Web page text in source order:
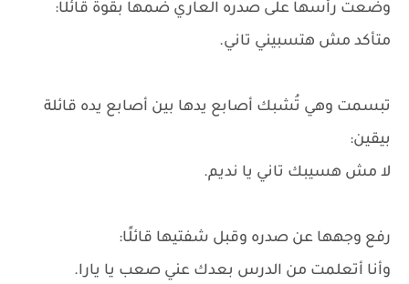
وضعت رأسها على صدره العاري ضمها بقوة قائلًا:
متأكد مش هتسبيني تاني.
تبسمت وهي تُشبك أصابع يدها بين أصابع يده قائلة
بيقين:
لا مش هسيبك تاني يا نديم.
رفع وجهها عن صدره وقبل شفتيها قائلًا:
وأنا أتعلمت من الدرس بعدك عني صعب يا يارا.